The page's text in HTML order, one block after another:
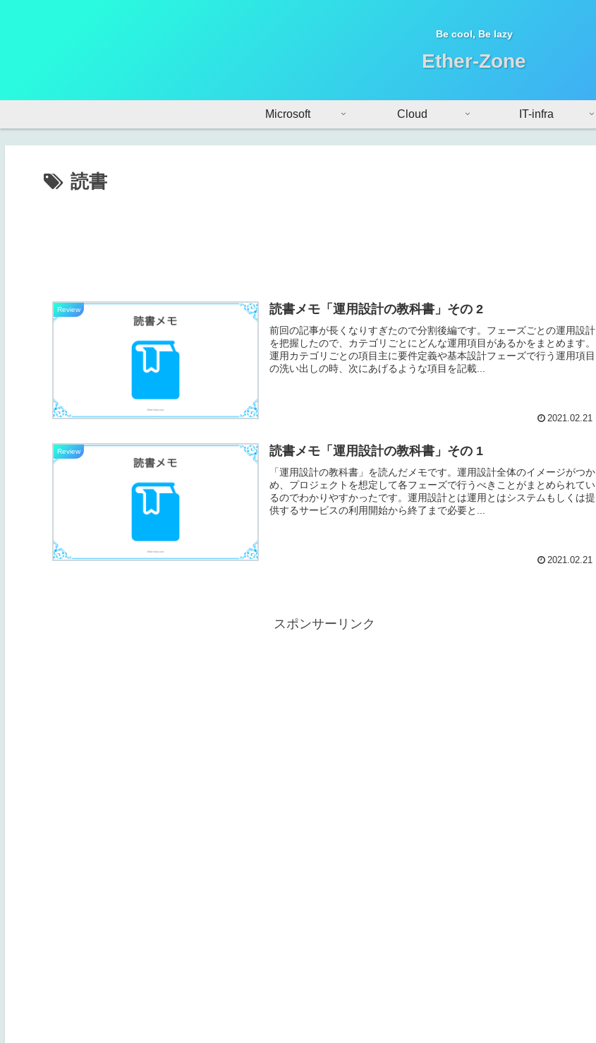
Be cool, Be lazy
Ether-Zone
Microsoft Cloud IT-infra
読書
Review 読書メモ「運用設計の教科書」その 2
前回の記事が長くなりすぎたので分割後編です。フェーズごとの運用設計
を把握したので、カテゴリごとにどんな運用項目があるかをまとめます。
運用カテゴリごとの項目主に要件定義や基本設計フェーズで行う運用項目
の洗い出しの時、次にあげるような項目を記載...
2021.02.21
Review 読書メモ「運用設計の教科書」その 1
「運用設計の教科書」を読んだメモです。運用設計全体のイメージがつか
め、プロジェクトを想定して各フェーズで行うべきことがまとめられてい
るのでわかりやすかったです。運用設計とは運用とはシステムもしくは提
供するサービスの利用開始から終了まで必要と...
2021.02.21
スポンサーリンク